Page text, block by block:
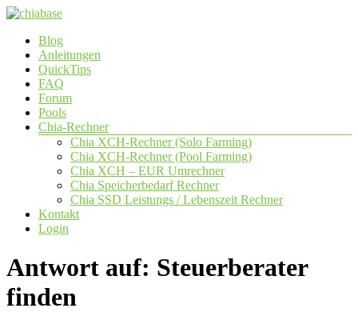
Zum
springen
chiabase
CHIA
Info-
Community
Seite
Menü
Blog
Anleitungen
QuickTips
FAQ
Forum
Pools
Chia-Rechner
Chia XCH-Rechner (Solo Farming)
Chia XCH-Rechner (Pool Farming)
Chia XCH – EUR Umrechner
Chia Speicherbedarf Rechner
Chia SSD Leistungs / Lebenszeit Rechner
Kontakt
Login
Antwort auf: Steuerberater
finden